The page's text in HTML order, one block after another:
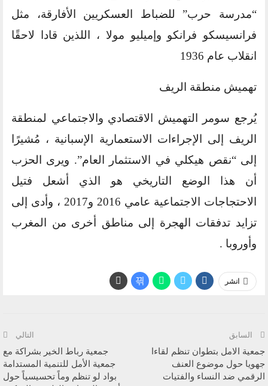
“مدرسة حرب” للضباط العسكريين الأفارقة، مثل
فرانسيسكو فرانكو وإميليو مولا ، اللذين قادا لاحقًا
انقلاب عام 1936
تهميش منطقة الريف
يُرجع سومر التهميش الاقتصادي والاجتماعي لمنطقة
الريف إلى الإجراءات الاستعمارية الإسبانية ، مُشيرًا
إلى “نقص هيكلي في الاستثمار العام”. ويرى الحزب
أن هذا الوضع التاريخي هو الذي أشعل فتيل
الاحتجاجات الاجتماعية عامي 2016 و2017 ، وأدى إلى
تزايد تدفقات الهجرة إلى مناطق أخرى من المغرب
وأوروبا .
انشر
السابق
جمعية الامل بتطوان تنظم لقاءا
جهويا حول موضوع العنف
الرقمي ضد النساء والفتيات
التالي
جمعية رباط الخير بشراكة مع
جمعية الأمل للتنمية المستدامة
بواد لو تنظم وماً تحسيسياً حول